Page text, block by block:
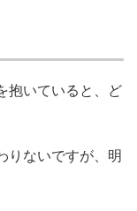
抱いていると、ど
りないですが、明